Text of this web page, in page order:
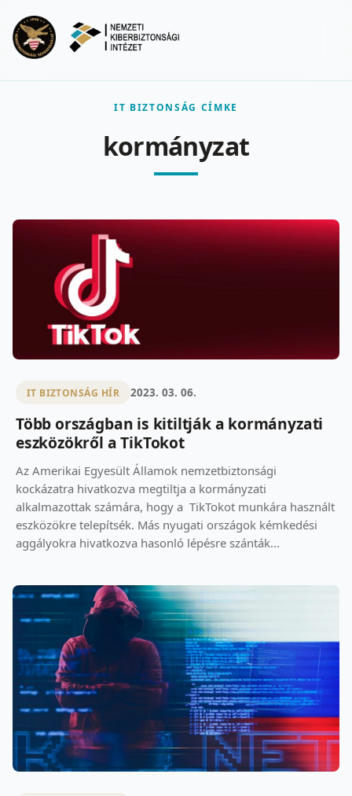
IT BIZTONSÁG CÍMKE
kormányzat
IT BIZTONSÁG HÍR 2023. 03. 06.
Több országban is kitiltják a kormányzati
eszközökről a TikTokot
Az Amerikai Egyesült Államok nemzetbiztonsági
kockázatra hivatkozva megtiltja a kormányzati
alkalmazottak számára, hogy a TikTokot munkára használt
eszközökre telepítsék. Más nyugati országok kémkedési
aggályokra hivatkozva hasonló lépésre szánták...